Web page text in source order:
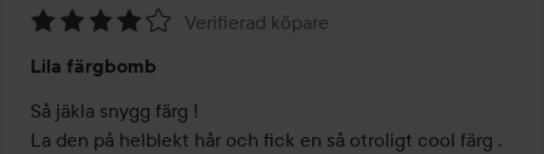
4
av
5
Verifierad köpare
Lila färgbomb
Så jäkla snygg färg !
La den på helblekt hår och fick en så otroligt cool färg .